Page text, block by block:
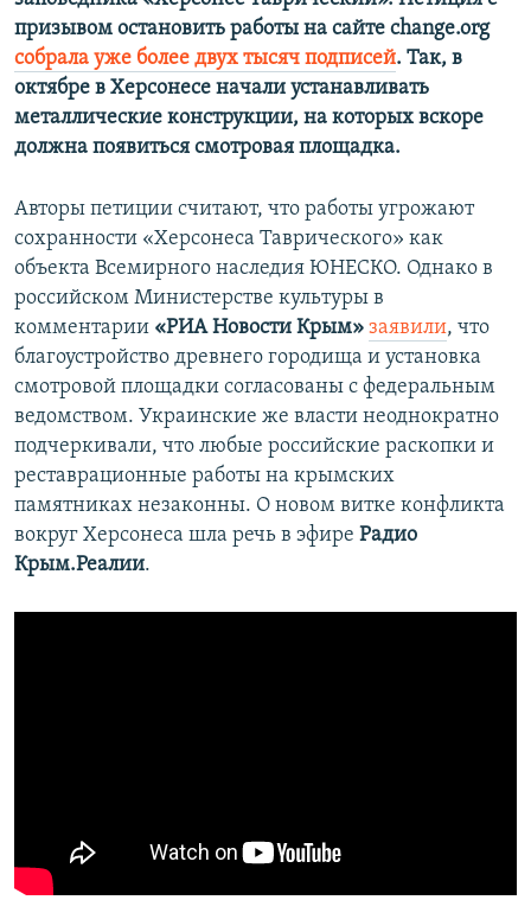
призывом остановить работы на сайте change.org
собрала уже более двух тысяч подписей. Так, в
октябре в Херсонесе начали устанавливать
металлические конструкции, на которых вскоре
должна появиться смотровая площадка.
Авторы петиции считают, что работы угрожают
сохранности «Херсонеса Таврического» как
объекта Всемирного наследия ЮНЕСКО. Однако в
российском Министерстве культуры в
комментарии «РИА Новости Крым» заявили, что
благоустройство древнего городища и установка
смотровой площадки согласованы с федеральным
ведомством. Украинские же власти неоднократно
подчеркивали, что любые российские раскопки и
реставрационные работы на крымских
памятниках незаконны. О новом витке конфликта
вокруг Херсонеса шла речь в эфире Радио
Крым.Реалии.